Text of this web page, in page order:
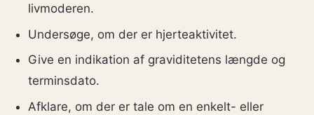
livmoderen.
Undersøge, om der er hjerteaktivitet.
Give en indikation af graviditetens længde og
terminsdato.
Afklare, om der er tale om en enkelt- eller